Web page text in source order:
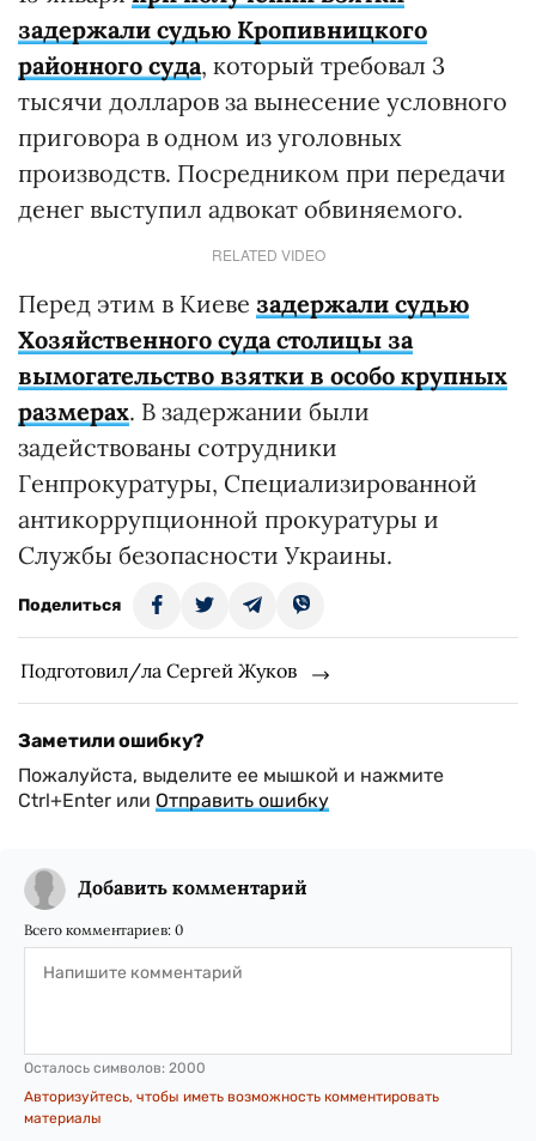
задержали судью Кропивницкого
районного суда, который требовал 3
тысячи долларов за вынесение условного
приговора в одном из уголовных
производств. Посредником при передачи
денег выступил адвокат обвиняемого.
RELATED VIDEO
Перед этим в Киеве задержали судью
Хозяйственного суда столицы за
вымогательство взятки в особо крупных
размерах. В задержании были
задействованы сотрудники
Генпрокуратуры, Специализированной
антикоррупционной прокуратуры и
Службы безопасности Украины.
Поделиться
Подготовил/ла Сергей Жуков
Заметили ошибку?
Пожалуйста, выделите ее мышкой и нажмите
Ctrl+Enter или Отправить ошибку
Добавить комментарий
Всего комментариев: 0
Осталось символов: 2000
Авторизуйтесь, чтобы иметь возможность комментировать
материалы